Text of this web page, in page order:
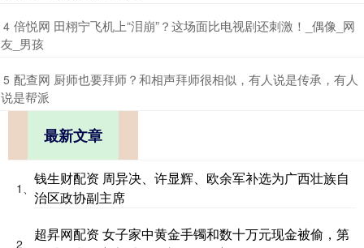
4 ​倍悦网 田栩宁飞机上“泪崩”？这场面比电视剧还刺激！_偶像_网
友_男孩
5 ​配查网 厨师也要拜师？和相声拜师很相似，有人说是传承，有人
说是帮派
最新文章
1、
钱生财配资 周异决、许显辉、欧余军补选为广西壮族自
治区政协副主席
2、
超昇网配资 女子家中黄金手镯和数十万元现金被偷，第